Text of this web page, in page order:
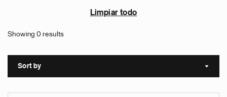
Limpiar todo
Showing 0 results
Sort by Sort